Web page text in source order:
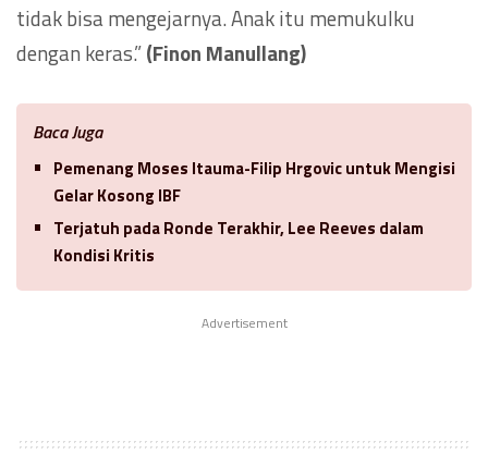
tidak bisa mengejarnya. Anak itu memukulku
dengan keras.”(Finon Manullang)
Baca Juga
Pemenang Moses Itauma-Filip Hrgovic untuk Mengisi
Gelar Kosong IBF
Terjatuh pada Ronde Terakhir, Lee Reeves dalam
Kondisi Kritis
Advertisement